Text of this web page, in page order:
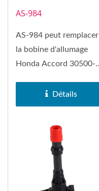
AS-984
AS-984 peut remplacer
la bobine d'allumage
Honda Accord 30500-
Détails